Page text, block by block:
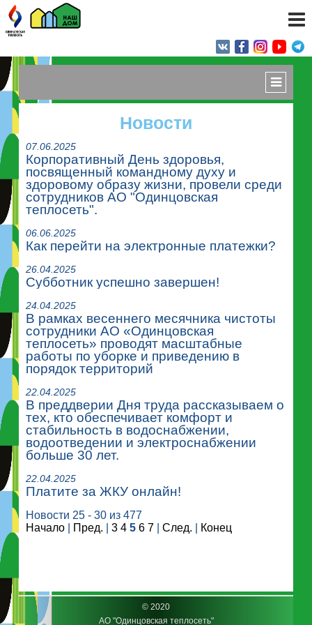
Новости
07.06.2025
Корпоративный День здоровья,
посвященный командному духу и
здоровому образу жизни, провели среди
сотрудников АО "Одинцовская
теплосеть".
06.06.2025
Как перейти на электронные платежки?
26.04.2025
Субботник успешно завершен!
24.04.2025
В рамках весеннего месячника чистоты
сотрудники АО «Одинцовская
теплосеть» проводят масштабные
работы по уборке и приведению в
порядок территорий
22.04.2025
В преддверии Дня труда рассказываем о
тех, кто обеспечивает комфорт и
стабильность в водоснабжении,
водоотведении и электроснабжении
больше 30 лет.
22.04.2025
Платите за ЖКУ онлайн!
Новости 25 - 30 из 477
Начало| Пред. 3 4 5 6 7| След. Конец
© 2020
АО "Одинцовская теплосеть"